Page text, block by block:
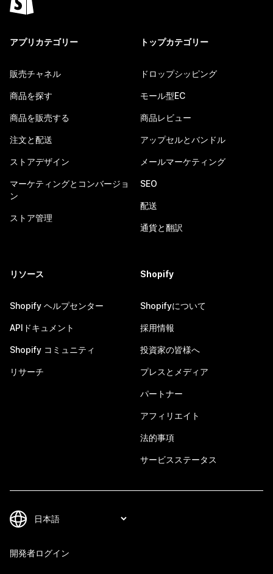
アプリカテゴリー
販売チャネル
商品を探す
商品を販売する
注文と配送
ストアデザイン
マーケティングとコンバージョ
ン
ストア管理
トップカテゴリー
ドロップシッピング
モール型EC
商品レビュー
アップセルとバンドル
メールマーケティング
SEO
配送
通貨と翻訳
リソース
Shopify ヘルプセンター
APIドキュメント
Shopify コミュニティ
リサーチ
Shopify
Shopifyについて
採用情報
投資家の皆様へ
プレスとメディア
パートナー
アフィリエイト
法的事項
サービスステータス
開発者ログイン